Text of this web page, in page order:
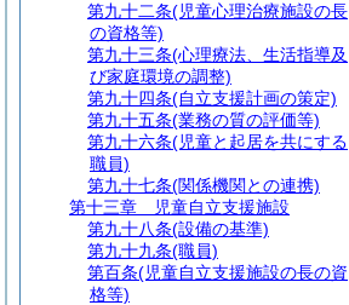
第九十二条(児童心理治療施設の長
の資格等)
第九十三条(心理療法、生活指導及
び家庭環境の調整)
第九十四条(自立支援計画の策定)
第九十五条(業務の質の評価等)
第九十六条(児童と起居を共にする
職員)
第九十七条(関係機関との連携)
第十三章
児童自立支援施設
第九十八条(設備の基準)
第九十九条(職員)
第百条(児童自立支援施設の長の資
格等)